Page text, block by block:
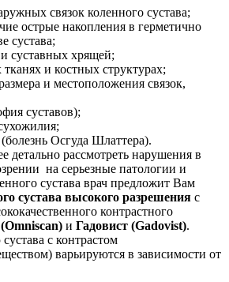
связок коленного сустава;
острые накопления в герметично
сустава;
суставных хрящей;
и костных структурах;
и местоположения связок,
суставов);
Осгуда Шлаттера).
детально рассмотреть нарушения в
на серьезные патологии и
сустава врач предложит Вам
сустава высокого разрешения с
контрастного
и Гадовист (Gadovist).
с контрастом
варьируются в зависимости от